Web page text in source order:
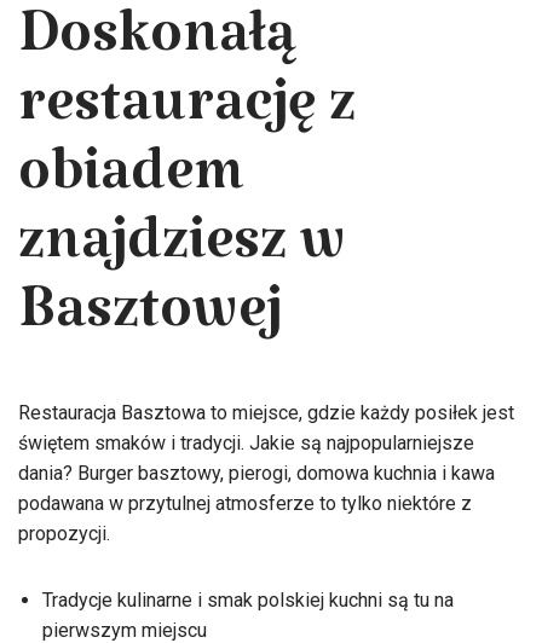
Doskonałą
restaurację z
obiadem
znajdziesz w
Basztowej
Restauracja Basztowa to miejsce, gdzie każdy posiłek jest
świętem smaków i tradycji. Jakie są najpopularniejsze
dania? Burger basztowy, pierogi, domowa kuchnia i kawa
podawana w przytulnej atmosferze to tylko niektóre z
propozycji.
Tradycje kulinarne i smak polskiej kuchni są tu na
pierwszym miejscu